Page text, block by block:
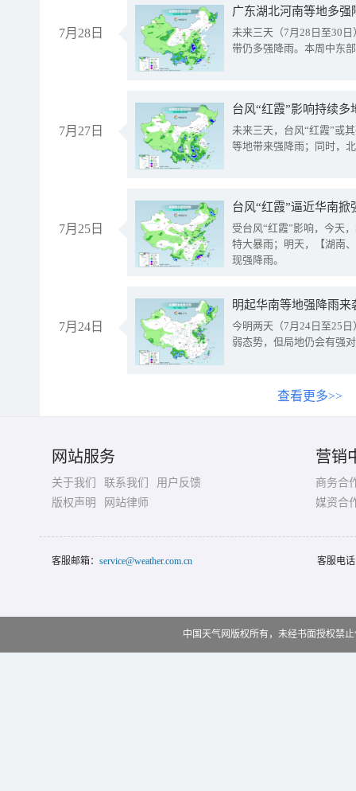
7月28日
广东湖北河南等地多
未来三天（7月28日至30
带仍多强降雨。本周中东
7月27日
台风“红霞”影响持续
未来三天，台风“红霞”或
等地带来强降雨；同时，
7月25日
台风“红霞”逼近华南
受台风“红霞”影响，今天
特大暴雨；明天，【湖南
现强降雨。
7月24日
明起华南等地强降雨
今明两天（7月24日至25
弱态势，但局地仍会有强
查看更多>>
网站服务
关于我们 联系我们
用户反馈
版权声明
网站律师
营销
商务合
媒资合
客服邮箱： service@weather.com.cn 客服电
中国天气网版权所有，未经书面授权